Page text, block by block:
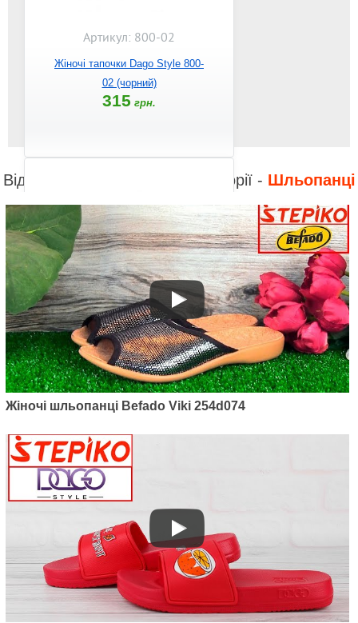
Артикул: 800-02
Жіночі тапочки Dago Style 800-
02 (чорний)
315 грн.
Артикул: slwg-03
Жіночі в`єтнамки Chobotti Балі
slwg-03 (рожевий)
188грн.
Артикул: 500-04
Шльопанці жіночі Dago Style
Відео до інших товарів з категорії - Шльопанці
Жіночі шльопанці Befado Viki 254d074